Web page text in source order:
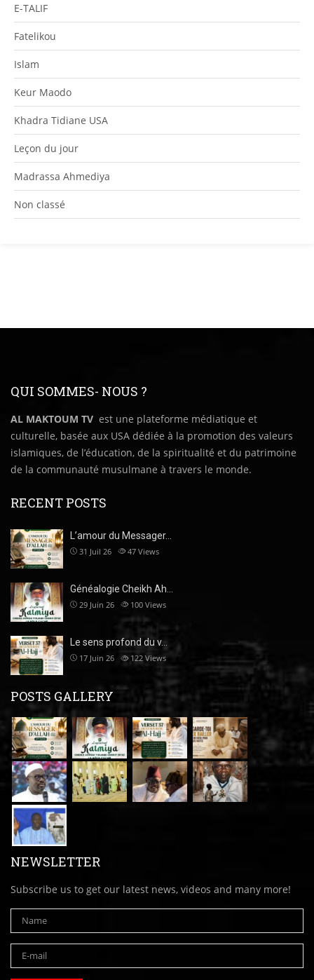
E-TALIF
Fatelikou
Islam
Keur Maodo
Khadra Tidiane USA
Leçon du jour
Madrassa Ahmediya
Non classé
QUI SOMMES- NOUS ?
AL MAKTOUM TV est une plateforme médiatique et
culturelle, basée aux USA dédiée à la promotion des valeurs
islamiques, de l’éducation, de la spiritualité et du patrimoine
de la communauté musulmane à travers le monde.
RECENT POSTS
L’amour du Messager…
31 Juil 26 47 Views
Généalogie Cheikh Ah…
29 Juin 26 100 Views
Le sens profond du v…
17 Juin 26 122 Views
POSTS GALLERY
NEWSLETTER
Subscribe us to get our latest news, videos and many more!